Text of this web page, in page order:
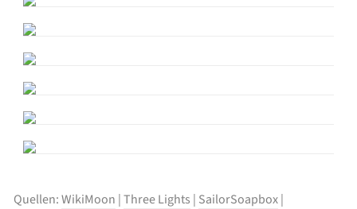
Quellen:WikiMoon |Three Lights | SailorSoapbox|